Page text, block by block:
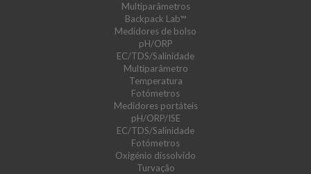
Multiparâmetros
Backpack Lab™
Medidores de bolso
pH/ORP
EC/TDS/Salinidade
Multiparâmetro
Temperatura
Fotómetros
Medidores portáteis
pH/ORP/ISE
EC/TDS/Salinidade
Fotómetros
Oxigénio dissolvido
Turvação